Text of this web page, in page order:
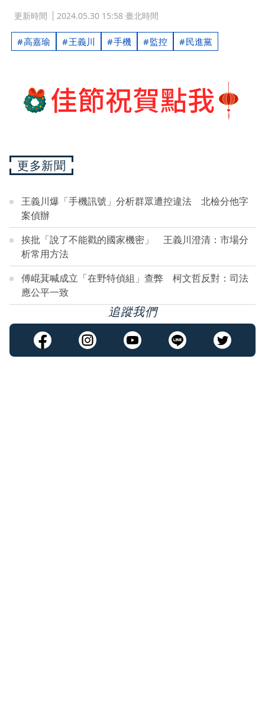
更新時間 2024.05.30 15:58 臺北時間
高嘉瑜 王義川 手機 監控 民進黨
更多新聞
王義川爆「手機訊號」分析群眾遭控違法 北檢分他字
案偵辦
挨批「說了不能戳的國家機密」 王義川澄清：市場分
析常用方法
傅崐萁喊成立「在野特偵組」查弊 柯文哲反對：司法
應公平一致
追蹤我們